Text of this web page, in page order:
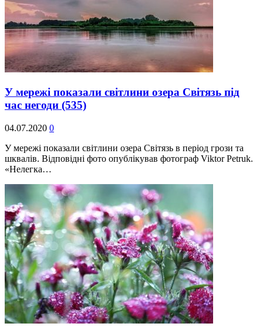
У мережі показали світлини озера Світязь під
час негоди (535)
04.07.2020 0
У мережі показали світлини озера Світязь в період грози та
шквалів. Відповідні фото опублікував фотограф Viktor Petruk.
«Нелегка…